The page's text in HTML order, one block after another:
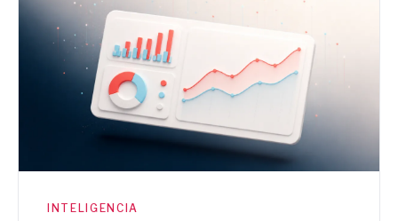
INTELIGENCIA